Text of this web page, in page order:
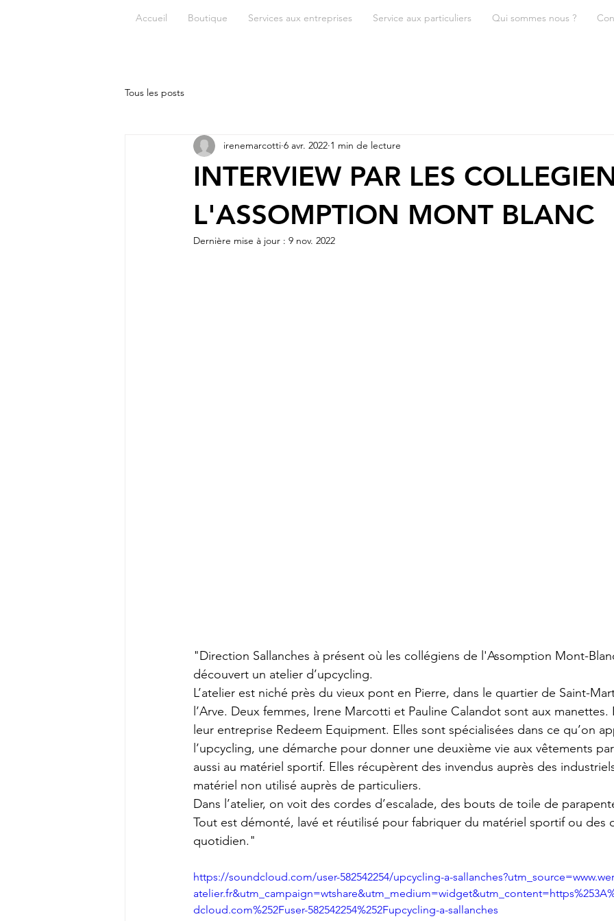
Accueil Boutique Services aux entreprises Service aux particuliers Qui sommes nous ?
Tous les posts
INTERVIEW PAR LES
L'ASSOMPTION MONT BLANC
irenemarcotti 6 avr. 2022 1 min de lecture
Dernière mise à jour : 9 nov. 2022
"Direction Sallanches à présent où les collégiens de l'Assomption Mont-
découvert un atelier d’upcycling.
L’atelier est niché près du vieux pont en Pierre, dans le quartier de Saint-
l’Arve. Deux femmes, Irene Marcotti et Pauline Calandot sont aux
leur entreprise Redeem Equipment. Elles sont spécialisées dans ce qu’on
l’upcycling, une démarche pour donner une deuxième vie aux vêtements
aussi au matériel sportif. Elles récupèrent des invendus auprès des
matériel non utilisé auprès de particuliers.
Dans l’atelier, on voit des cordes d’escalade, des bouts de toile de
Tout est démonté, lavé et réutilisé pour fabriquer du matériel sportif ou des
quotidien."
https://soundcloud.com/user-582542254/upcycling-a-
dcloud.com%252Fuser-582542254%252Fupcycling-a-sallanches